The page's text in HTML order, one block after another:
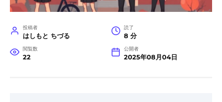
投稿者
はしもと ちづる
読了
8 分
閲覧数
22
公開者
2025年08月04日